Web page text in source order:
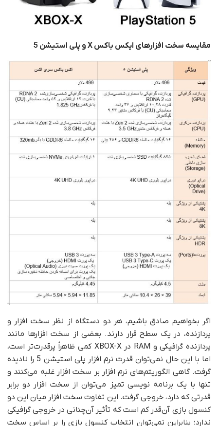
مقایسه سخت افزارهای ایکس باکس X و پلی استیشن 5
اگر بخواهیم صادق باشیم، هر دو دستگاه از نظر سخت افزار و
پردازنده، در یک سطح قرار دارند. بعضی از سخت افزارها مانند
پردازنده گرافیکی و RAM در XBOX-X کمی ظاهراً پرقدرت‌تر است،
اما با این حال نمی‌توان قدرت نرم افزار پلی استیشن 5 را نادیده
گرفت. گاهی الگوریتم‌های نرم افزار بر سخت افزار غلبه می‌کنند و
تنها با یک برنامه نویسی تمیز می‌توان از سخت افزار دو برابر
قدرتی که دارد، خروجی گرفت. این تفاوت سخت افزار میان این دو
کنسول بازی آن‌قدر کم است که تأثیر آن‌چنانی در خروجی گرافیکی
ندارد؛ بنابراین نمی‌توان انتخاب کنسول بازی را بر اساس سخت